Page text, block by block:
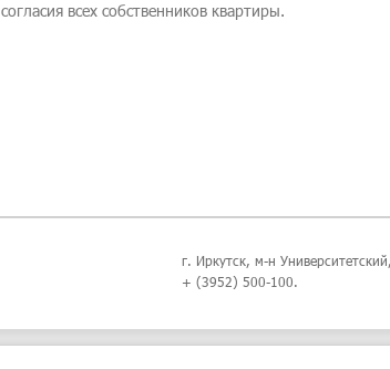
согласия всех собственников квартиры.
г. Иркутск, м-н
+ (3952) 500-100.